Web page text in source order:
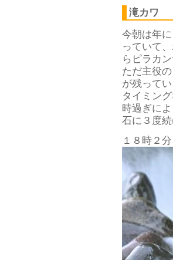
滝カワ
今朝は年
っていて
らピラカ
ただ主役
が残って
タイミン
時過ぎに
石に３度
１８時２